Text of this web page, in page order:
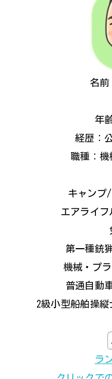
名前
年
経歴：
職種：機
キャンプ
エアライ
第一種銃
機械・プ
普通自動
2級小型船舶操
ラ